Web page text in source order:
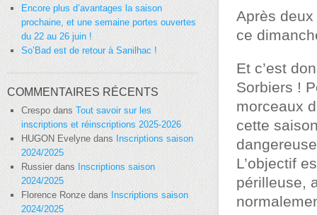
Après
ce
Et c’est
Sorbiers !
morceaux
cette
L’objectif
périlleuse,
Encore plus d’avantages la saison
prochaine, et une semaine portes ouvertes
du 22 au 26 juin !
So’Bad est de retour à Sanilhac !
COMMENTAIRES RÉCENTS
Crespo dans Tout savoir sur les
inscriptions et réinscriptions 2025-2026
HUGON Evelyne dans Inscriptions saison
2024/2025
Russierdans Inscriptions saison
2024/2025
Florence Ronze dans Inscriptions saison
2024/2025